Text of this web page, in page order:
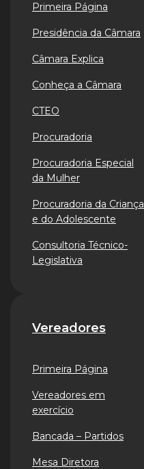
Primeira Página
Presidência da Câmara
Câmara Explica
Conheça a Câmara
CTEO
Procuradoria
Procuradoria Especial
da Mulher
Procuradoria da Criança
e do Adolescente
Consultoria Técnico-
Legislativa
Vereadores
Primeira Página
Vereadores em
exercício
Bancada – Partidos
Mesa Diretora